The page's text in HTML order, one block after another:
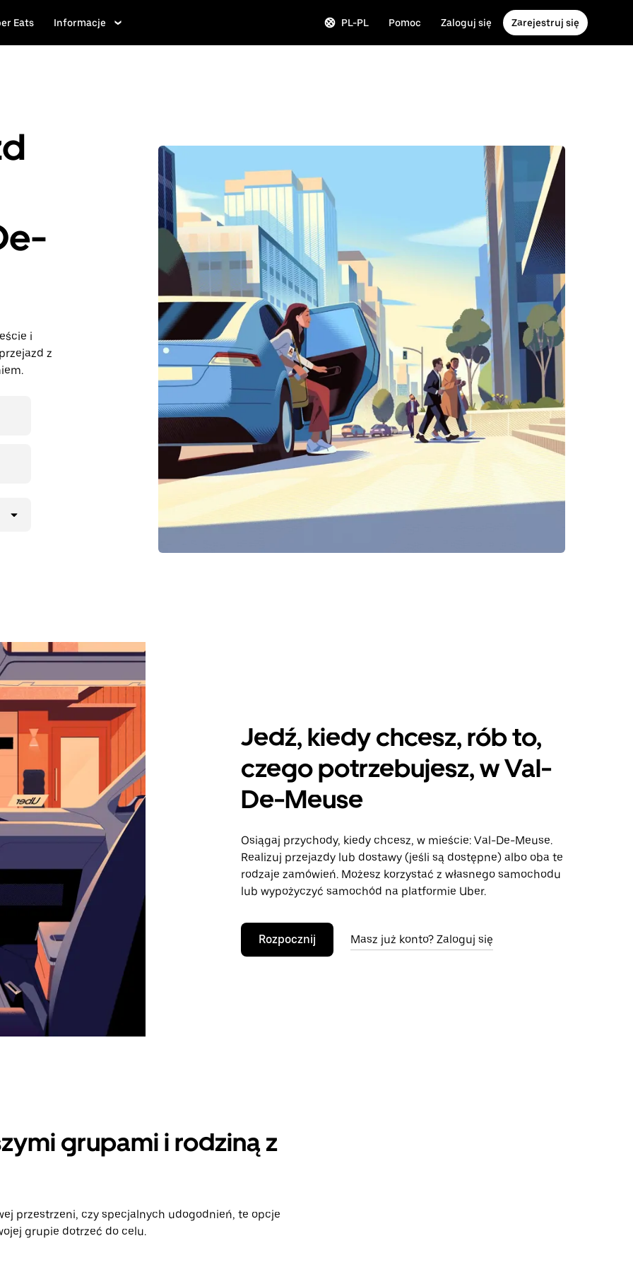
Eats Informacje PL-PL Pomoc Zaloguj się Zarejestruj się
i
z
Jedź, kiedy chcesz, rób to,
czego potrzebujesz, w Val-
De-Meuse
Osiągaj przychody, kiedy chcesz, w mieście: Val-De-Meuse.
Realizuj przejazdy lub dostawy (jeśli są dostępne) albo oba te
rodzaje zamówień. Możesz korzystać z własnego samochodu
lub wypożyczyć samochód na platformie Uber.
Rozpocznij Masz już konto? Zaloguj się
grupami i rodziną z
przestrzeni, czy specjalnych udogodnień, te opcje
grupie dotrzeć do celu.